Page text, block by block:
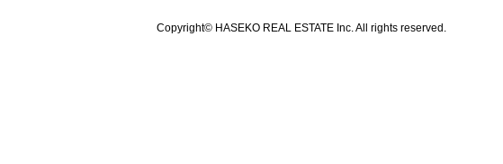
Copyright© HASEKO REAL ESTATE Inc. All rights reserved.